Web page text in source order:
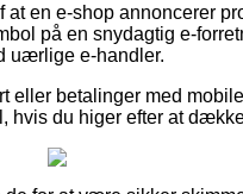
en e-shop annoncerer
på en snydagtig e-
uærlige e-handler.
betalinger med
hvis du higer efter at